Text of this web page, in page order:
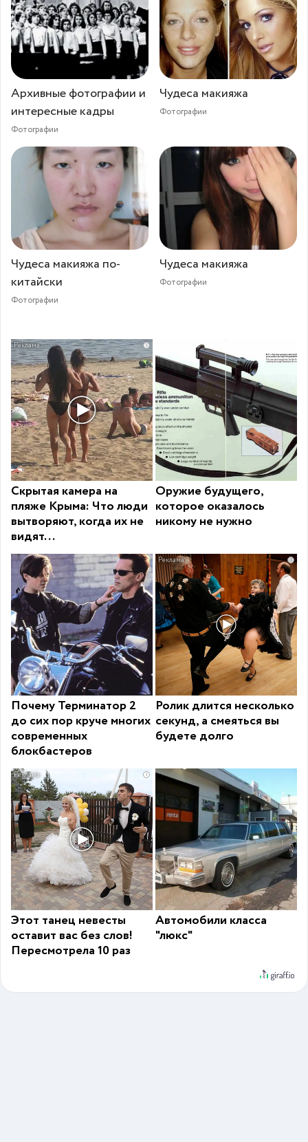
Архивные фотографии и
интересные кадры
Фотографии
Чудеса макияжа
Фотографии
Чудеса макияжа по-
китайски
Фотографии
Чудеса макияжа
Фотографии
i
Скрытая камера на
пляже Крыма: Что люди
вытворяют, когда их не
видят...
Оружие будущего,
которое оказалось
никому не нужно
Почему Терминатор 2
до сих пор круче многих
современных
блокбастеров
i
Ролик длится несколько
секунд, а смеяться вы
будете долго
i
Этот танец невесты
оставит вас без слов!
Пересмотрела 10 раз
Автомобили класса
"люкс"